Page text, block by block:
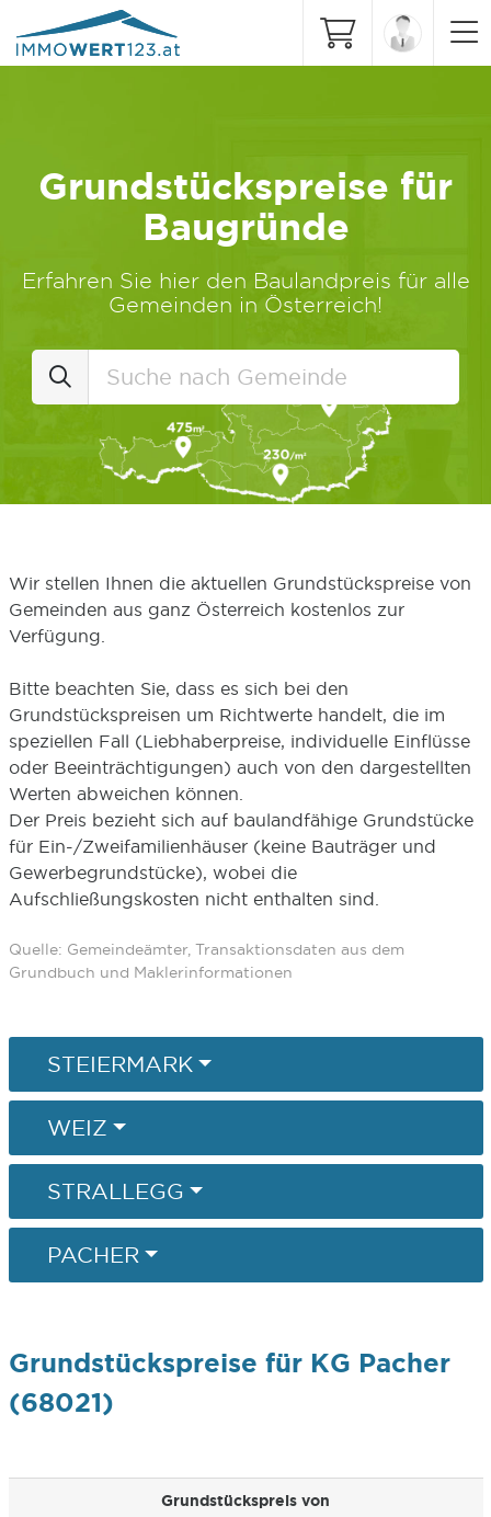
Grundstückspreise für
Baugründe
Erfahren Sie hier den Baulandpreis für alle
Gemeinden in Österreich!
Wir stellen Ihnen die aktuellen Grundstückspreise von
Gemeinden aus ganz Österreich kostenlos zur
Verfügung.
Bitte beachten Sie, dass es sich bei den
Grundstückspreisen um Richtwerte handelt, die im
speziellen Fall (Liebhaberpreise, individuelle Einflüsse
oder Beeinträchtigungen) auch von den dargestellten
Werten abweichen können.
Der Preis bezieht sich auf baulandfähige Grundstücke
für Ein-/Zweifamilienhäuser (keine Bauträger und
Gewerbegrundstücke), wobei die
Aufschließungskosten nicht enthalten sind.
Quelle: Gemeindeämter, Transaktionsdaten aus dem
Grundbuch und Maklerinformationen
STEIERMARK
WEIZ
STRALLEGG
PACHER
Grundstückspreise für KG Pacher
(68021)
Grundstückspreis von